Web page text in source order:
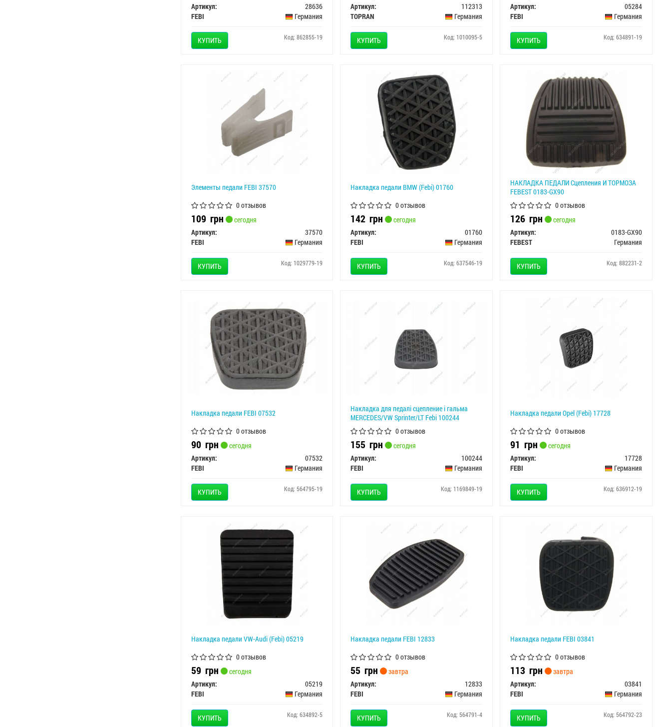
Артикул:
28636
FEBI
Германия
КУПИТЬ Код: 862855-19
Артикул:
112313
TOPRAN
Германия
КУПИТЬ Код: 1010095-5
Артикул:
05284
FEBI
Германия
КУПИТЬ Код: 634891-19
Элементы педали FEBI 37570
0 отзывов
109 грн
сегодня
Артикул:
37570
FEBI
Германия
КУПИТЬ Код: 1029779-19
Накладка педали BMW (Febi) 01760
0 отзывов
142грн
сегодня
Артикул:
01760
FEBI
Германия
КУПИТЬ Код: 637546-19
НАКЛАДКА ПЕДАЛИ Сцепления И ТОРМОЗА
FEBEST 0183-GX90
0 отзывов
126грн
сегодня
Артикул:
0183-GX90
FEBEST
Германия
КУПИТЬ Код: 882231-2
Накладка педали FEBI 07532
0 отзывов
90 грн
сегодня
Артикул:
07532
FEBI
Германия
КУПИТЬ Код: 564795-19
Накладка для педалі сцепление і гальма
MERCEDES/VW Sprinter/LT Febi 100244
0 отзывов
155грн
сегодня
Артикул:
100244
FEBI
Германия
КУПИТЬ Код: 1169849-19
Накладка педали Opel (Febi) 17728
0 отзывов
91грн
сегодня
Артикул:
17728
FEBI
Германия
КУПИТЬ Код: 636912-19
Накладка педали VW-Audi (Febi) 05219
0 отзывов
59 грн
сегодня
Артикул:
05219
FEBI
Германия
КУПИТЬ Код: 634892-5
Накладка педали FEBI 12833
0 отзывов
55грн
завтра
Артикул:
12833
FEBI
Германия
КУПИТЬ Код: 564791-4
Накладка педали FEBI 03841
0 отзывов
113грн
завтра
Артикул:
03841
FEBI
Германия
КУПИТЬ Код: 564792-23